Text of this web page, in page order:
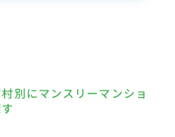
用目的のために利用
ために必要な範囲で
別にマンスリーマンショ